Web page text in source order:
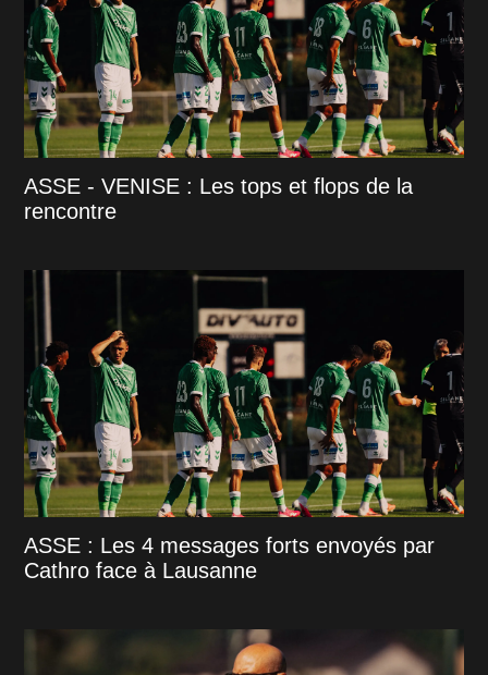
ASSE - VENISE : Les tops et flops de la
rencontre
ASSE : Les 4 messages forts envoyés par
Cathro face à Lausanne